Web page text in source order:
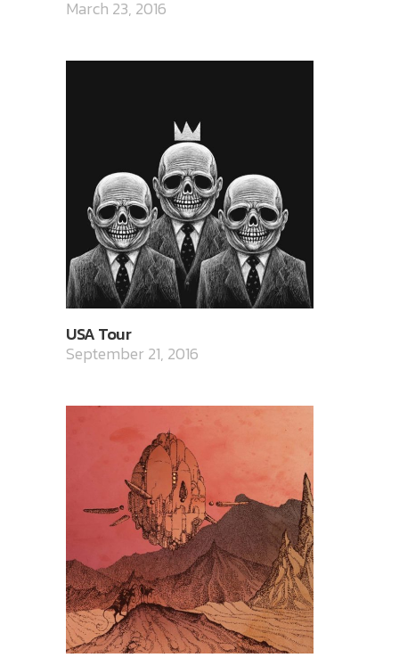
March 23, 2016
USA Tour
September 21, 2016